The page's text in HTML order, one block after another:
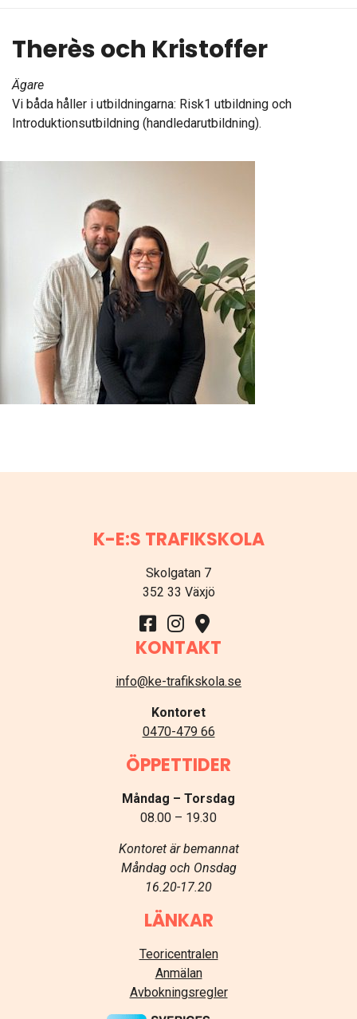
Therès och Kristoffer
Ägare
Vi båda håller i utbildningarna: Risk1 utbildning och
Introduktionsutbildning (handledarutbildning).
K-E:S TRAFIKSKOLA
Skolgatan 7
352 33 Växjö
KONTAKT
info@ke-trafikskola.se
Kontoret
0470-479 66
ÖPPETTIDER
Måndag – Torsdag
08.00 – 19.30
Kontoret är bemannat
Måndag och Onsdag
16.20-17.20
LÄNKAR
Teoricentralen
Anmälan
Avbokningsregler